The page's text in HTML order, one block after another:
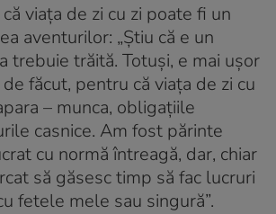
viața de zi cu zi poate fi un
aventurilor: „Știu că e un
trebuie trăită. Totuși, e mai ușor
făcut, pentru că viața de zi cu
– munca, obligațiile
casnice. Am fost părinte
cu normă întreagă, dar, chiar
să găsesc timp să fac lucruri
fetele mele sau singură”.